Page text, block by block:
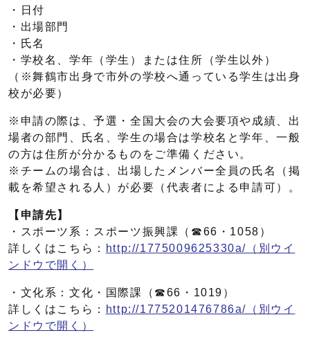
・日付
・出場部門
・氏名
・学校名、学年（学生）または住所（学生以外）
（※舞鶴市出身で市外の学校へ通っている学生は出身
校が必要）
※申請の際は、予選・全国大会の大会要項や成績、出
場者の部門、氏名、学生の場合は学校名と学年、一般
の方は住所が分かるものをご準備ください。
※チームの場合は、出場したメンバー全員の氏名（掲
載を希望される人）が必要（代表者による申請可）。
【申請先】
・スポーツ系：スポーツ振興課（☎66・1058）
詳しくはこちら：
http://1775009625330a/ （別ウイ
ンドウで開く）
・文化系：文化・国際課（☎66・1019）
詳しくはこちら：
http://1775201476786a/ （別ウイ
ンドウで開く）